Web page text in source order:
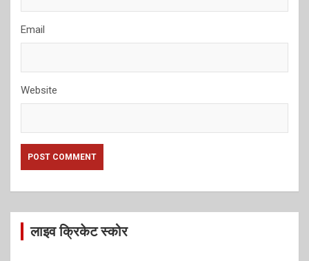
Email
Website
लाइव क्रिकेट स्कोर